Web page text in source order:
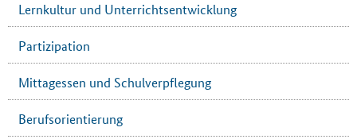
Lernkultur und Unterrichtsentwicklung
Partizipation
Mittagessen und Schulverpflegung
Berufsorientierung